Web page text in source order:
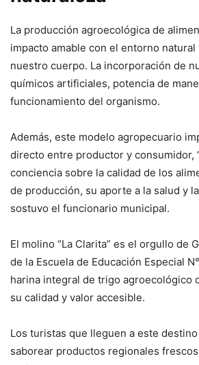
La producción agroecológica de
impacto amable con el entorno natural
nuestro cuerpo. La incorporación de
químicos artificiales, potencia de
funcionamiento del organismo.
Además, este modelo agropecuario
directo entre productor y consumidor,
conciencia sobre la calidad de los
de producción, su aporte a la salud y
sostuvo el funcionario municipal.
El molino “La Clarita” es el orgullo de
de la Escuela de Educación Especial
harina integral de trigo agroecológico
su calidad y valor accesible.
Los turistas que lleguen a este
saborear productos regionales